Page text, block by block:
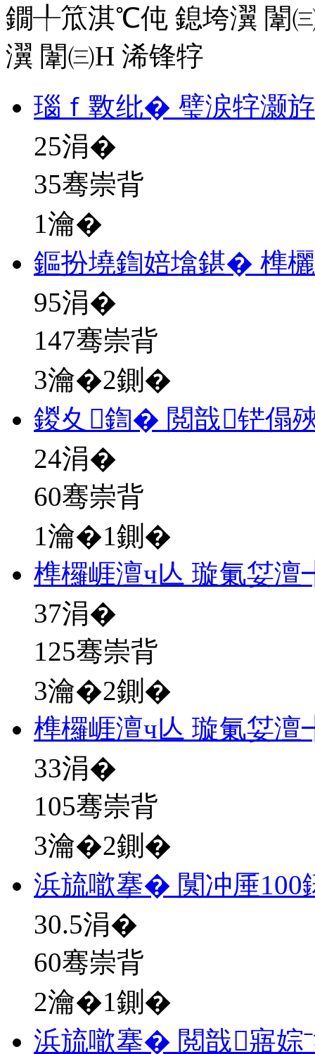
鐗╀笟淇℃伅 鎴垮瀷 闈
瀷 闈㈢Н 浠锋牸
瑙ｆ斁纰� 璧涙牸灏
25涓�
35骞崇背
1瀹�
鏂扮墝鍧婄墖鍖� 榫
95涓�
147骞崇背
3瀹�2鍘�
鍐夊鍧� 閲戠铓傝
24涓�
60骞崇背
1瀹�1鍘�
榫欏崕澶ч亾 璇氭姇
37涓�
125骞崇背
3瀹�2鍘�
榫欏崕澶ч亾 璇氭姇
33涓�
105骞崇背
3瀹�2鍘�
浜旈噷搴� 闃冲厜100
30.5涓�
60骞崇背
2瀹�1鍘�
浜旈噷搴� 閲戠寤婃